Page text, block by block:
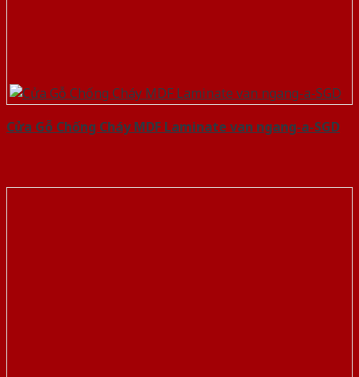
Cửa Gỗ Chống Cháy MDF Laminate van ngang-a-SGD